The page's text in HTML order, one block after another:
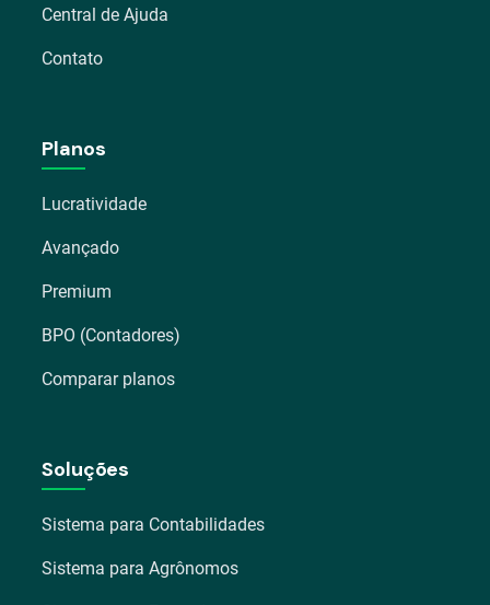
Central de Ajuda
Contato
Planos
Lucratividade
Avançado
Premium
BPO (Contadores)
Comparar planos
Soluções
Sistema para Contabilidades
Sistema para Agrônomos